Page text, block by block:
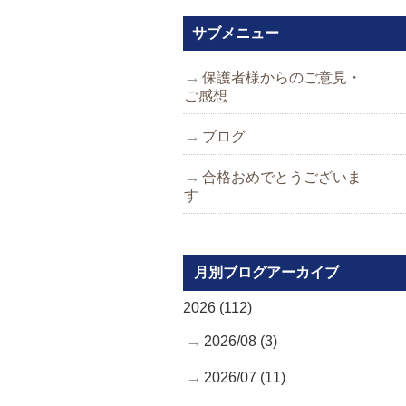
サブメニュー
保護者様からのご意見・
ご感想
ブログ
合格おめでとうございま
す
月別ブログアーカイブ
2026 (112)
2026/08 (3)
2026/07 (11)